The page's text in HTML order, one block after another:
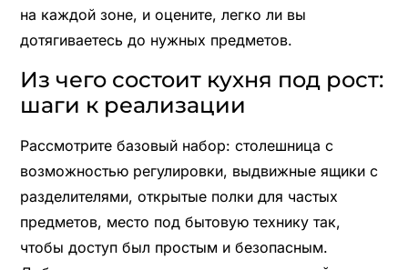
на каждой зоне, и оцените, легко ли вы
дотягиваетесь до нужных предметов.
Из чего состоит кухня под рост:
шаги к реализации
Рассмотрите базовый набор: столешница с
возможностью регулировки, выдвижные ящики с
разделителями, открытые полки для частых
предметов, место под бытовую технику так,
чтобы доступ был простым и безопасным.